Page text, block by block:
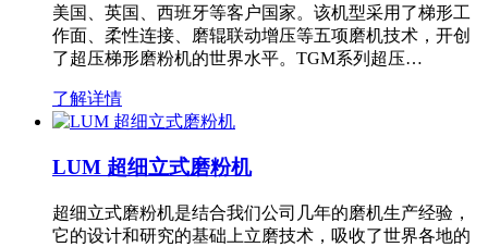
美国、英国、西班牙等客户国家。该机型采用了梯形工
作面、柔性连接、磨辊联动增压等五项磨机技术，开创
了超压梯形磨粉机的世界水平。TGM系列超压…
了解详情
LUM 超细立式磨粉机
超细立式磨粉机是结合我们公司几年的磨机生产经验，
它的设计和研究的基础上立磨技术，吸收了世界各地的